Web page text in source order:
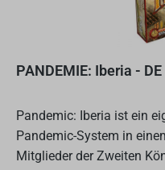
PANDEMIE: Iberia - DE
Pandemic: Iberia ist ein
Pandemic-System in
Mitglieder der Zweiten